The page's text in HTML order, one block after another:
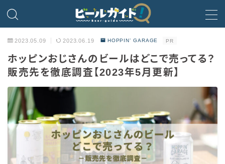
ビール
発泡酒
新ジャンル・第3のビール
ビールのサブスク
HOPPIN’ GARAGE
2023.05.09 2023.06.19 HOPPIN’ GARAGE PR
ホッピンおじさんのビールはどこで売ってる？
販売先を徹底調査【2023年5月更新】